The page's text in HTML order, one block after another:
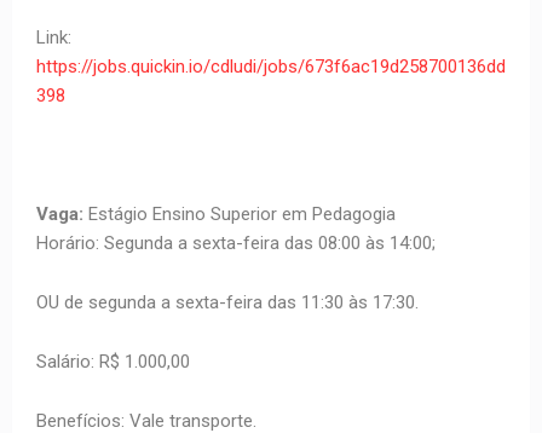
Link:
https://jobs.quickin.io/cdludi/jobs/673f6ac19d258700136dd
398
Vaga: Estágio Ensino Superior em Pedagogia
Horário: Segunda a sexta-feira das 08:00 às 14:00;
OU de segunda a sexta-feira das 11:30 às 17:30.
Salário: R$ 1.000,00
Benefícios: Vale transporte.